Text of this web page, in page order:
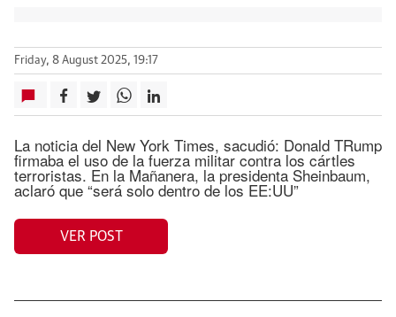
Friday, 8 August 2025, 19:17
La noticia del New York Times, sacudió: Donald TRump
firmaba el uso de la fuerza militar contra los cártles
terroristas. En la Mañanera, la presidenta Sheinbaum,
aclaró que “será solo dentro de los EE:UU”
VER POST